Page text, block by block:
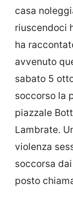
casa
riuscendoci
ha
avvenuto
sabato 5
soccorso la
piazzale
Lambrate.
violenza
soccorsa
posto